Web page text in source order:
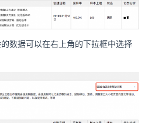
数据可以在右上角的下拉框中选择